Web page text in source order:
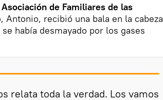
Asociación de Familiares de las
Antonio, recibió una bala en la cabeza
había desmayado por los gases
relata toda la verdad. Los vamos